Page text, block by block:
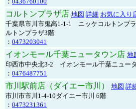
コルトンプラザ店 地図 詳細 お気に入り
千葉県市川市鬼高1-1-1 ニッケコルトンプ
ルトンプラザ3階
： 0473203041
イオンモール千葉ニュータウン店 地
印西市中央北3-2 イオンモール千葉ニュー
： 0476487751
市川駅前店（ダイエー市川） 地図 詳
市川市市川1-4-10ダイエー市川 6階
： 0473231361